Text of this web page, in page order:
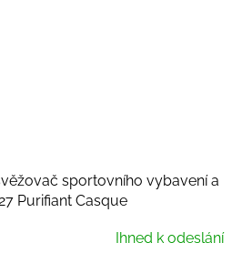
sportovního vybavení a
Purifiant Casque
Ihned k odeslání